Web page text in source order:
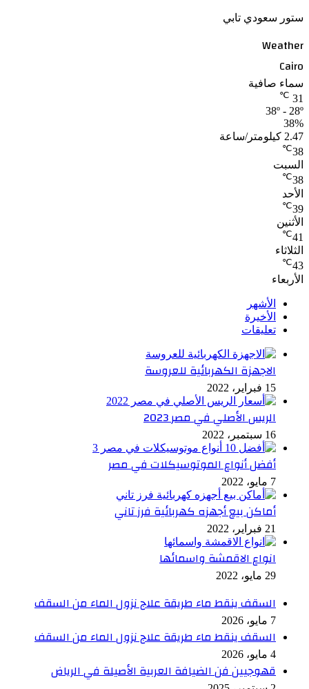
ستور سعودي تابي
Weather
Cairo
سماء صافية
31
℃
38º - 28º
38%
2.47 كيلومتر/ساعة
38
℃
السبت
38
℃
الأحد
39
℃
الأثنين
41
℃
الثلاثاء
43
℃
الأربعاء
الأشهر
الأخيرة
تعليقات
الاجهزة الكهربائية للعروسة
15 فبراير، 2022
الريس الأصلي في مصر 2023
16 سبتمبر، 2022
أفضل أنواع الموتوسيكلات في مصر
7 مايو، 2022
أماكن بيع أجهزه كهربائية فرز تاني
21 فبراير، 2022
انواع الاقمشة واسمائها
29 مايو، 2022
السقف ينقط ماء طريقة علاج نزول الماء من السقف
7 مايو، 2026
السقف ينقط ماء طريقة علاج نزول الماء من السقف
4 مايو، 2026
قهوجيين فن الضيافة العربية الأصيلة في الرياض